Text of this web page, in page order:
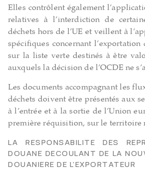
Elles contrôlent également
relatives à l’interdiction de
déchets hors de l’UE et veillent à
spécifiques concernant
sur la liste verte destinés à être
auxquels la décision de l’OCDE ne
Les documents accompagnant les
déchets doivent être présentés aux
à l’entrée et à la sortie de l’Union
première réquisition, sur le territoire
LA RESPONSABILITE DES
DOUANE DECOULANT DE LA
DOUANIERE DE L’EXPORTATEUR